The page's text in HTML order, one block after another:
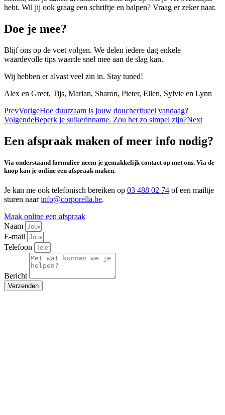
hebt. Wil jij ook graag een schriftje en balpen? Vraag er zeker naar.
Doe je mee?
Blijf ons op de voet volgen. We delen iedere dag enkele
waardevolle tips waarde snel mee aan de slag kan.
Wij hebben er alvast veel zin in. Stay tuned!
Alex en Greet, Tijs, Marian, Sharon, Pieter, Ellen, Sylvie en Lynn
PrevVorigeHoe duurzaam is jouw doucheritueel vandaag?
VolgendeBeperk je suikerinname. Zou het zo simpel zijn?Next
Een afspraak maken of meer info nodig?
Via onderstaand formulier neem je gemakkelijk contact op met ons. Via de
knop kan je online een afspraak maken.
Je kan me ook telefonisch bereiken op 03 488 02 74 of een mailtje
sturen naarinfo@corporella.be.
Maak online een afspraak
Naam
E-mail
Telefoon
Bericht
Verzenden